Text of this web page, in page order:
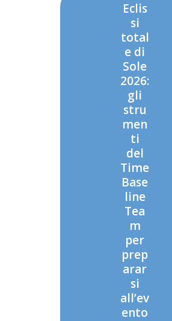
Eclis
si
total
e di
Sole
2026:
gli
stru
men
ti
del
Time
Base
line
Tea
m
per
prep
arar
si
all’ev
ento